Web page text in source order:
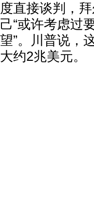
度直接谈判，
己“或许考虑过
望”。川普说，
大约2兆美元。